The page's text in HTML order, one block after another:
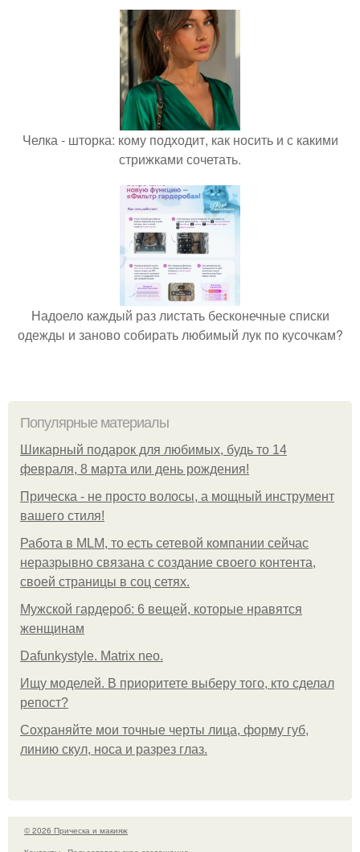
Челка - шторка: кому подходит, как носить и с какими
стрижками сочетать.
Надоело каждый раз листать бесконечные списки
одежды и заново собирать любимый лук по кусочкам?
Популярные материалы
Шикарный подарок для любимых, будь то 14
февраля, 8 марта или день рождения!
Прическа - не просто волосы, а мощный инструмент
вашего стиля!
Работа в MLM, то есть сетевой компании сейчас
неразрывно связана с создание своего контента,
своей страницы в соц сетях.
Мужской гардероб: 6 вещей, которые нравятся
женщинам
Dafunkystyle. Matrix neo.
Ищу моделей. В приоритете выберу того, кто сделал
репост?
Сохраняйте мои точные черты лица, форму губ,
линию скул, носа и разрез глаз.
© 2026 Прическа и макияж